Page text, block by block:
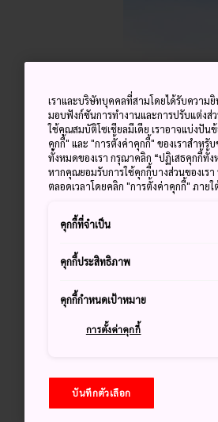
เราและบริษัทบุคคลที่สามโดยได้รับความ
มอบฟังก์ชันการทำงานและการปรับแต่งส่
ใช้คุณสมบัติโซเชียลมีเดีย เราอาจแบ่งปั
คุกกี้" และ "การตั้งค่าคุกกี้" ของเราสำห
ทั้งหมดของเรา กรุณาคลิก “ปฏิเสธคุกกี้ทั้
หากคุณยอมรับการใช้คุกกี้บางส่วนของเร
ตลอดเวลาโดยคลิก "การตั้งค่าคุกกี้" ภาย
คุกกี้ที่จำเป็น
คุกกี้ประสิทธิภาพ
คุกกี้กำหนดเป้าหมาย
การตั้งค่าคุกกี้
บันทึกตัวเลือก